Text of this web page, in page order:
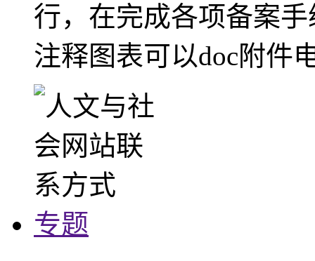
行，在完成各项备案
注释图表可以doc附件
专题